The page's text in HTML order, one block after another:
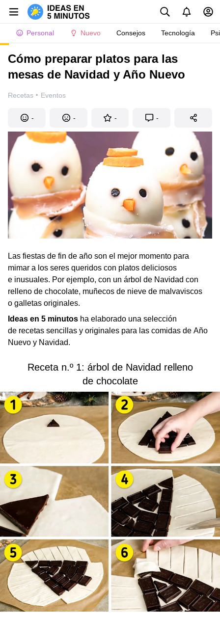
Personal Nuevo Consejos Tecnología
Cómo preparar platos para las
mesas de Navidad y Año Nuevo
Recetas · Eventos
- - - -
Las fiestas de fin de año son el mejor momento para
mimar a los seres queridos con platos deliciosos
e inusuales. Por ejemplo, con un árbol de Navidad con
relleno de chocolate, muñecos de nieve de malvaviscos
o galletas originales.
Ideas en 5 minutos ha elaborado una selección
de recetas sencillas y originales para las comidas de Año
Nuevo y Navidad.
Receta n.º 1: árbol de Navidad relleno
de chocolate